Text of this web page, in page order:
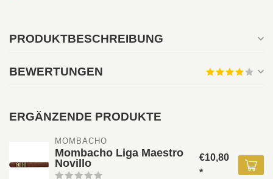
PRODUKTBESCHREIBUNG
BEWERTUNGEN
ERGÄNZENDE PRODUKTE
MOMBACHO
Mombacho Liga Maestro
Novillo
€10,80
*